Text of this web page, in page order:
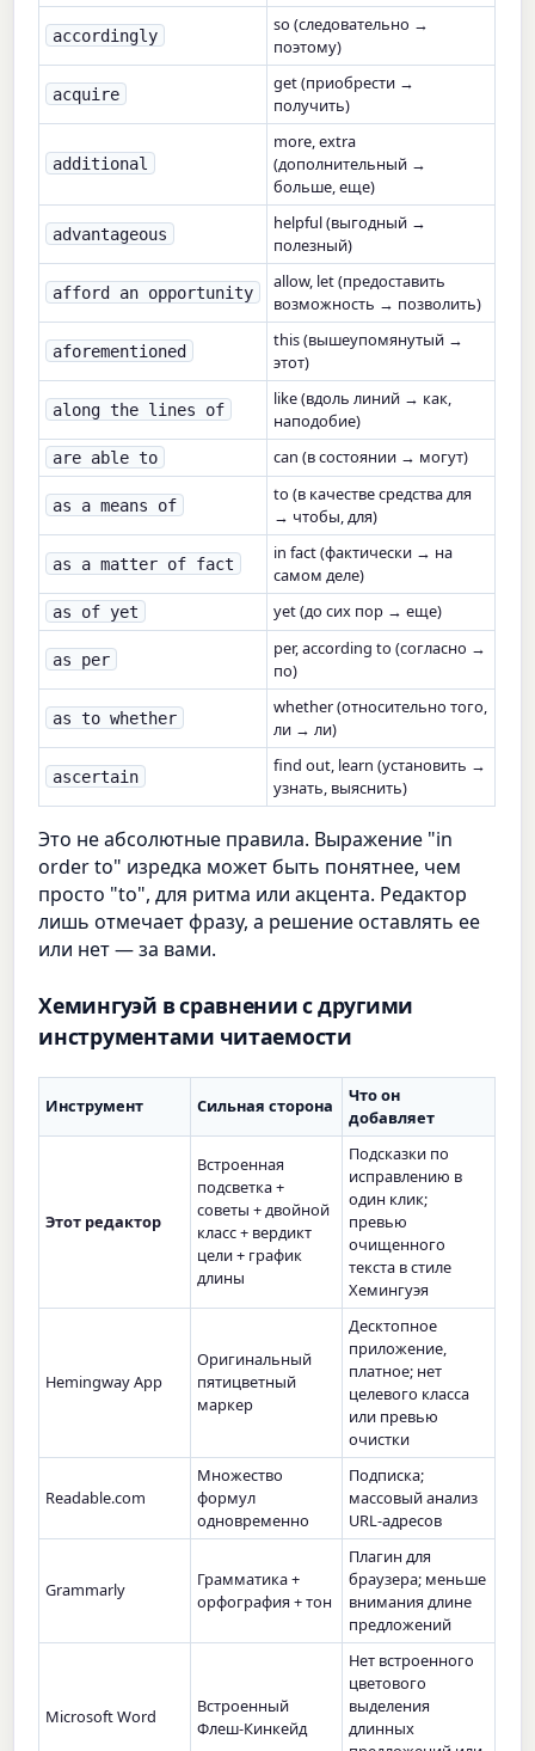
accordingly
so (следовательно →
поэтому)
acquire
get (приобрести →
получить)
additional
more, extra
(дополнительный →
больше, еще)
advantageous
helpful (выгодный →
полезный)
afford an opportunity
allow, let (предоставить
возможность → позволить)
aforementioned
this (вышеупомянутый →
этот)
along the lines of
like (вдоль линий → как,
наподобие)
are able to can (в состоянии → могут)
as a means of
to (в качестве средства для
→ чтобы, для)
as a matter of fact
in fact (фактически → на
самом деле)
as of yet yet (до сих пор → еще)
as per
per, according to (согласно →
по)
as to whether
whether (относительно того,
ли → ли)
ascertain
find out, learn (установить →
узнать, выяснить)
Это не абсолютные правила. Выражение "in
order to" изредка может быть понятнее, чем
просто "to", для ритма или акцента. Редактор
лишь отмечает фразу, а решение оставлять ее
или нет — за вами.
Хемингуэй в сравнении с другими
инструментами читаемости
Инструмент Сильная сторона
Что он
добавляет
Этот редактор
Встроенная
подсветка +
советы + двойной
класс + вердикт
цели + график
длины
Подсказки по
исправлению в
один клик;
превью
очищенного
текста в стиле
Хемингуэя
Hemingway App
Оригинальный
пятицветный
маркер
Десктопное
приложение,
платное; нет
целевого класса
или превью
очистки
Readable.com
Множество
формул
одновременно
Подписка;
массовый анализ
URL-адресов
Grammarly
Грамматика +
орфография + тон
Плагин для
браузера; меньше
внимания длине
предложений
Microsoft Word
Встроенный
Флеш-Кинкейд
Нет встроенного
цветового
выделения
длинных